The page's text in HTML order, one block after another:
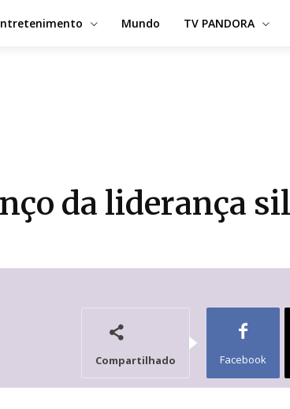
Mundo TV PANDORA
da liderança
Compartilhado Facebook